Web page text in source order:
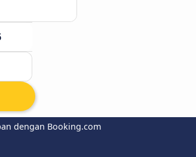
dengan Booking.com